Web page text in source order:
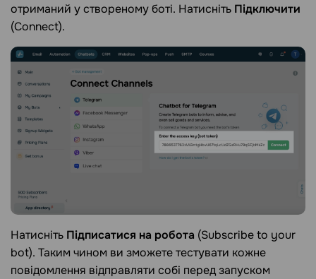
отриманий у створеному боті. Натисніть Підключити
(Connect).
Натисніть Підписатися на робота (Subscribe to your
bot). Таким чином ви зможете тестувати кожне
повідомлення відправляти собі перед запуском